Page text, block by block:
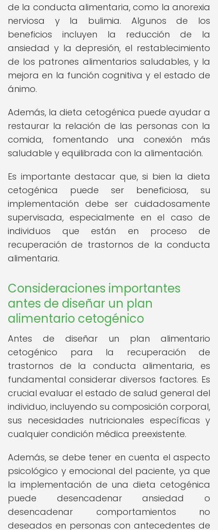
de la conducta alimentaria, como la anorexia
nerviosa y la bulimia. Algunos de los
beneficios incluyen la reducción de la
ansiedad y la depresión, el restablecimiento
de los patrones alimentarios saludables, y la
mejora en la función cognitiva y el estado de
ánimo.
Además, la dieta cetogénica puede ayudar a
restaurar la relación de las personas con la
comida, fomentando una conexión más
saludable y equilibrada con la alimentación.
Es importante destacar que, si bien la dieta
cetogénica puede ser beneficiosa, su
implementación debe ser cuidadosamente
supervisada, especialmente en el caso de
individuos que están en proceso de
recuperación de trastornos de la conducta
alimentaria.
Consideraciones importantes
antes de diseñar un plan
alimentario cetogénico
Antes de diseñar un plan alimentario
cetogénico para la recuperación de
trastornos de la conducta alimentaria, es
fundamental considerar diversos factores. Es
crucial evaluar el estado de salud general del
individuo, incluyendo su composición corporal,
sus necesidades nutricionales específicas y
cualquier condición médica preexistente.
Además, se debe tener en cuenta el aspecto
psicológico y emocional del paciente, ya que
la implementación de una dieta cetogénica
puede desencadenar ansiedad o
desencadenar comportamientos no
deseados en personas con antecedentes de